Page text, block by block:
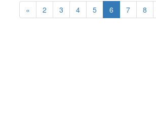
« 2 3 4 5 6 7 8